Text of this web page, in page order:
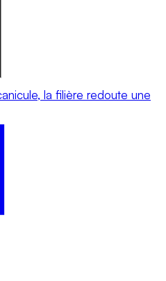
la filière redoute une